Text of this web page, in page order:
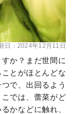
日： 2024年12月11日
か？まだ世間に
とがほとんどな
で、出回るよう
では、蕾菜がど
かなどに触れ、